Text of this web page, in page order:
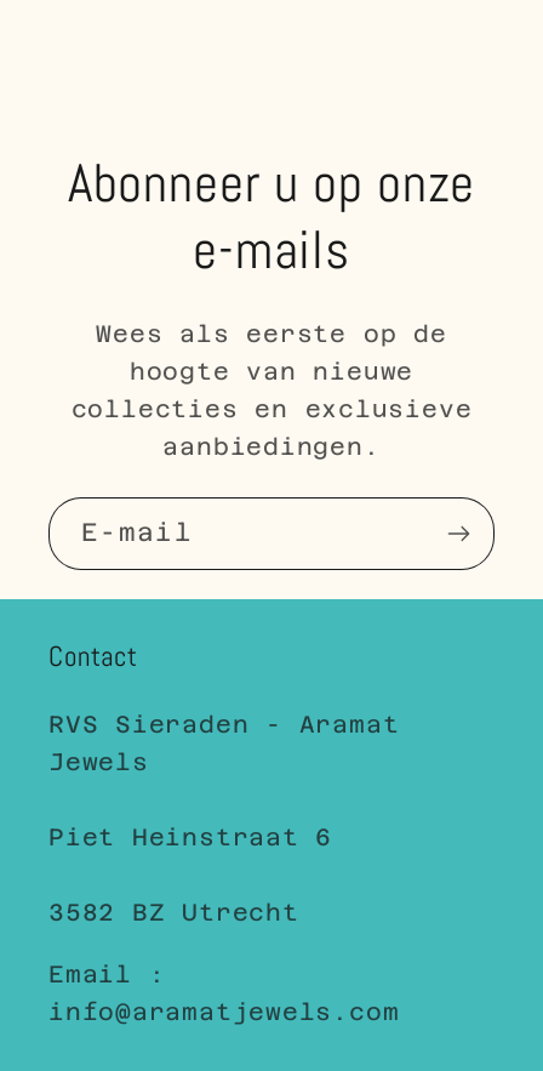
Abonneer u op onze
e-mails
Wees als eerste op de
hoogte van nieuwe
collecties en exclusieve
aanbiedingen.
E‑mail
Contact
RVS Sieraden - Aramat
Jewels
Piet Heinstraat 6
3582 BZ Utrecht
Email :
info@aramatjewels.com